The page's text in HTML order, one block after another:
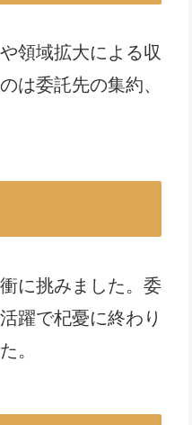
領域拡大による収
は委託先の集約、
に挑みました。委
躍で杞憂に終わり
。